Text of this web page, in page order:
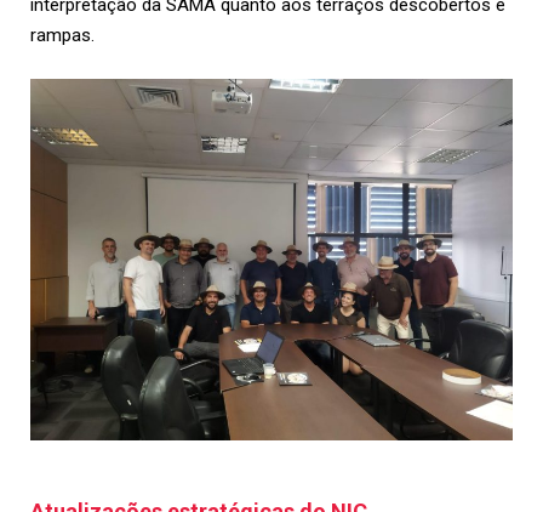
interpretação da SAMA quanto aos terraços descobertos e
rampas.